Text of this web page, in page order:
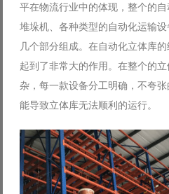
平在物流行业中的体现，整个的
堆垛机、各种类型的自动化运输
几个部分组成。在自动化立体库
起到了非常大的作用。在整个的
杂，每一款设备分工明确，不夸
能导致立体库无法顺利的运行。